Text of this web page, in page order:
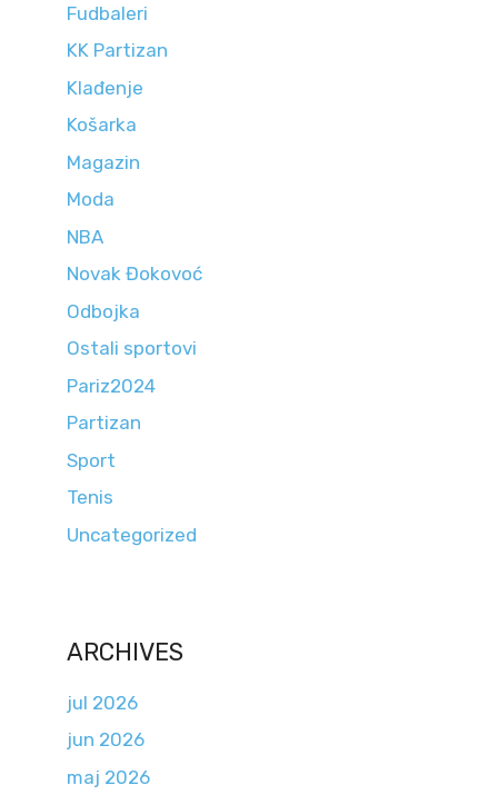
Fudbaleri
KK Partizan
Klađenje
Košarka
Magazin
Moda
NBA
Novak Đokovoć
Odbojka
Ostali sportovi
Pariz2024
Partizan
Sport
Tenis
Uncategorized
ARCHIVES
jul 2026
jun 2026
maj 2026